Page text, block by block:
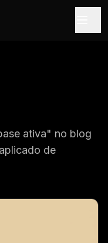
ativa" no blog
de